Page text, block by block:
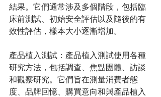
結果。它們通常涉及多個階段，包括臨
床前測試、初始安全評估以及隨後的有
效性評估，樣本大小逐漸增加。
產品植入測試：產品植入測試使用各種
研究方法，包括調查、焦點團體、訪談
和觀察研究。它們旨在測量消費者態
度、品牌回憶、購買意向和與產品植入